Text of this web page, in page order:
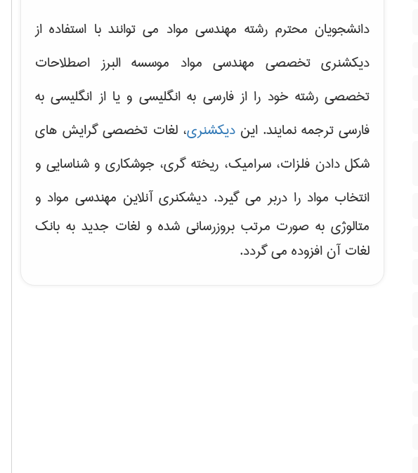
دانشجویان محترم رشته مهندسی مواد می توانند با استفاده از
دیکشنری تخصصی مهندسی مواد موسسه البرز اصطلاحات
تخصصی رشته خود را از فارسی به انگلیسی و یا از انگلیسی به
فارسی ترجمه نمایند. ایندیکشنری، لغات تخصصی گرایش های
شکل دادن فلزات، سرامیک، ریخته گری، جوشکاری و شناسایی و
انتخاب مواد را دربر می گیرد. دیشکنری آنلاین مهندسی مواد و
متالوژی به صورت مرتب بروزرسانی شده و لغات جدید به بانک
لغات آن افزوده می گردد.